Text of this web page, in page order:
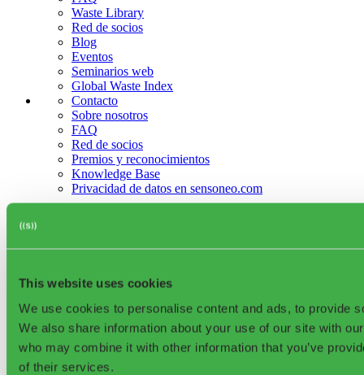
This website uses cookies
We use cookies to personalise content and ads, to provide
We also share information about your use of our site with
who may combine it with other information that you’ve
of their services.
Waste Library
Red de socios
Blog
Eventos
Seminarios web
Global Waste Index
Contacto
Sobre nosotros
FAQ
Red de socios
Premios y reconocimientos
Knowledge Base
Privacidad de datos en sensoneo.com
Sensoneo Inc., 361
Newbury St. 5th Floor, Boston, MA 02115, USA